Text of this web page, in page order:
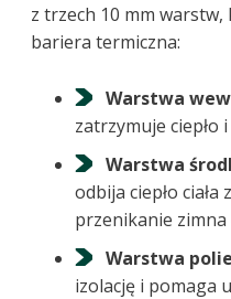
z trzech 10 mm
bariera termiczna:
Warstwa
zatrzymuje ciepło
Warstwa
odbija ciepło
przenikanie
Warstwa
izolację i pomaga